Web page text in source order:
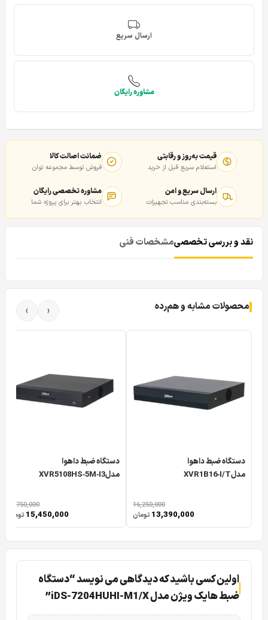
ارسال سریع
مشاوره رایگان
قیمت به‌روز و رقابتی
استعلام سریع قبل از خرید
ضمانت اصالت کالا
فروش توسط مجموعه توان
ارسال سریع و امن
بسته‌بندی مناسب تجهیزات
مشاوره تخصصی رایگان
انتخاب بهتر برای پروژه شما
نقد و بررسی تخصصیمشخصات فنی
محصولات مشابه و هم‌رده ‹
›
دستگاه ضبط داهوا
مدلXVR1B16‑I/T
16,250,000
13,390,000 تومان
دستگاه ضبط داهوا
مدلXVR5108HS‑5M‑I3
18,750,000
15,450,000 تومان
اولین کسی باشید که دیدگاهی می نویسد “دستگاه
ضبط هایک ویژن مدل iDS-7204HUHI-M1/X”